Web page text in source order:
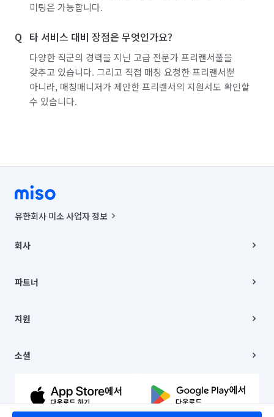
미팅은 가능합니다.
타 서비스 대비 장점은 무엇인가요?
다양한 직군의 경력을 지닌 고급 전문가 프리랜서풀을
갖추고 있습니다. 그리고 직접 매칭 요청한 프리랜서뿐
아니라, 매칭매니저가 제안한 프리랜서의 지원서도 확인할
수 있습니다.
유한회사 미소 사업자 정보
00019 |
주소 | 본사: 서울특별시 종로구 율곡로 6(중학동, 트윈트리빌딩) B동 5층
컨택센터 : 서울특별시 종로구 수송동 율곡로 24, 7층, 8층 미소
상품, 상품정보, 거래에 관한 의무와 책임은 거래당사자에게 있습니다.
언론 보도 관련 문의:
© 유한회사 미소. Miso, Inc. All Rights Reserved.
회사
채용
파트너
이사
지원
이용약관
문의하기
소셜
유튜브